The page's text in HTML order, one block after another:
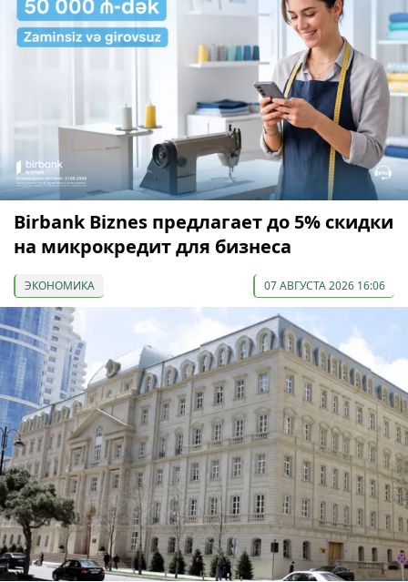
Birbank Biznes предлагает до 5% скидки
на микрокредит для бизнеса
ЭКОНОМИКА 07 АВГУСТА 2026 16:06